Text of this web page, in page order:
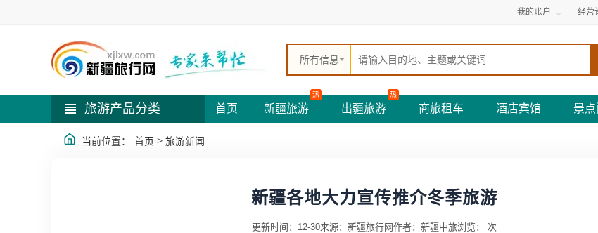
我的账户 经营
所有信息
旅游产品分类 首页 新疆旅游
热
出疆旅游
热
商旅租车 酒店宾馆 景
当前位置： 首页 > 旅游新闻
新疆各地大力宣传推介冬季旅游
更新时间：12-30来源：新疆旅行网作者：新疆中旅浏览： 次